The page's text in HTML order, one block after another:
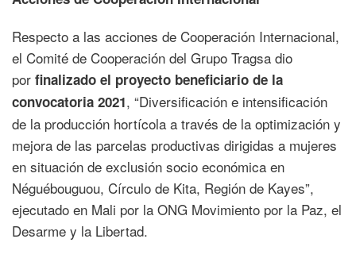
Respecto a las acciones de Cooperación Internacional,
el Comité de Cooperación del Grupo Tragsa dio
por finalizado el proyecto beneficiario de la
convocatoria 2021, “Diversificación e intensificación
de la producción hortícola a través de la optimización y
mejora de las parcelas productivas dirigidas a mujeres
en situación de exclusión socio económica en
Néguébouguou, Círculo de Kita, Región de Kayes”,
ejecutado en Mali por la ONG Movimiento por la Paz, el
Desarme y la Libertad.